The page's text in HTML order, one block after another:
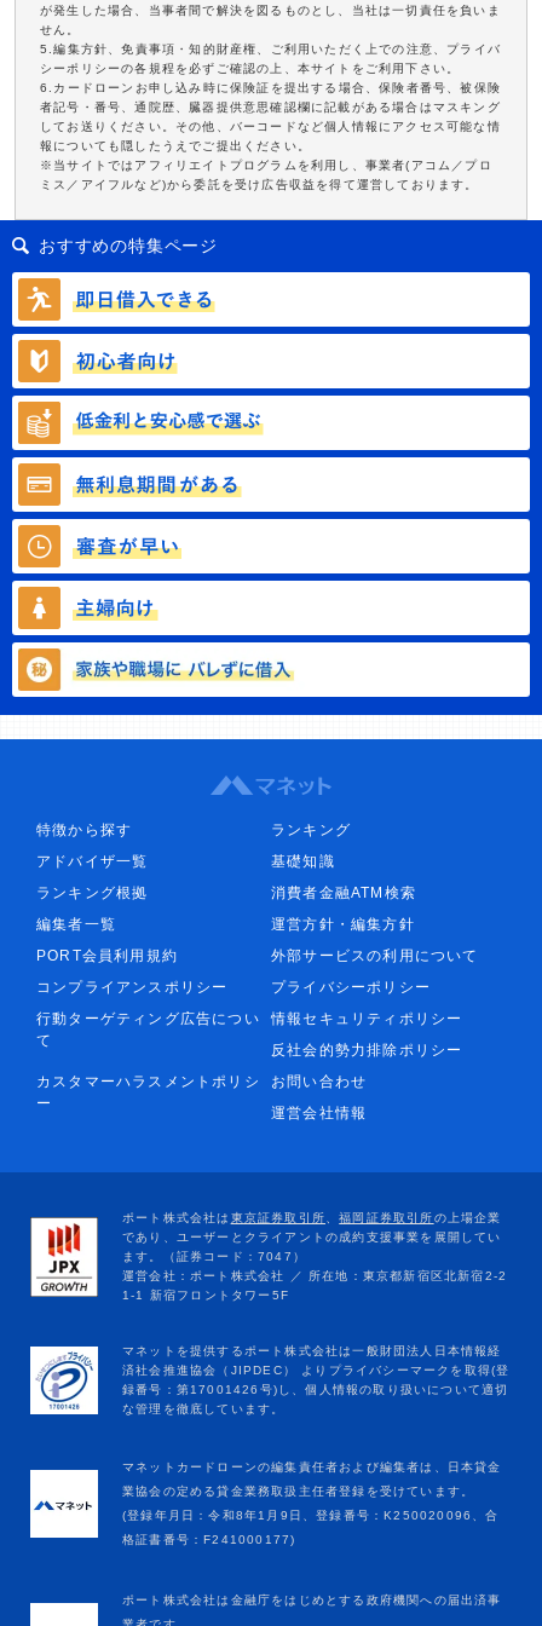
が発生した場合、当事者間で解決を図るものとし、当社は一切責任を負いま
せん。
5.編集方針、免責事項・知的財産権、ご利用いただく上での注意、プライバ
シーポリシーの各規程を必ずご確認の上、本サイトをご利用下さい。
6.カードローンお申し込み時に保険証を提出する場合、保険者番号、被保険
者記号・番号、通院歴、臓器提供意思確認欄に記載がある場合はマスキング
してお送りください。その他、バーコードなど個人情報にアクセス可能な情
報についても隠したうえでご提出ください。
※当サイトではアフィリエイトプログラムを利用し、事業者(アコム／プロ
ミス／アイフルなど)から委託を受け広告収益を得て運営しております。
おすすめの特集ページ
特徴から探す
ランキング
アドバイザ一覧
基礎知識
ランキング根拠
消費者金融ATM検索
編集者一覧
運営方針・編集方針
PORT会員利用規約
外部サービスの利用について
コンプライアンスポリシー
プライバシーポリシー
行動ターゲティング広告につい
て
情報セキュリティポリシー
反社会的勢力排除ポリシー
カスタマーハラスメントポリシ
ー
お問い合わせ
運営会社情報
マネットカードローンの編集責任者および編集者は、日本貸金
業協会の定める貸金業務取扱主任者登録を受けています。
(登録年月日：令和8年1月9日、登録番号：K250020096、合
格証書番号：F241000177)
ポート株式会社は金融庁をはじめとする政府機関への届出済事